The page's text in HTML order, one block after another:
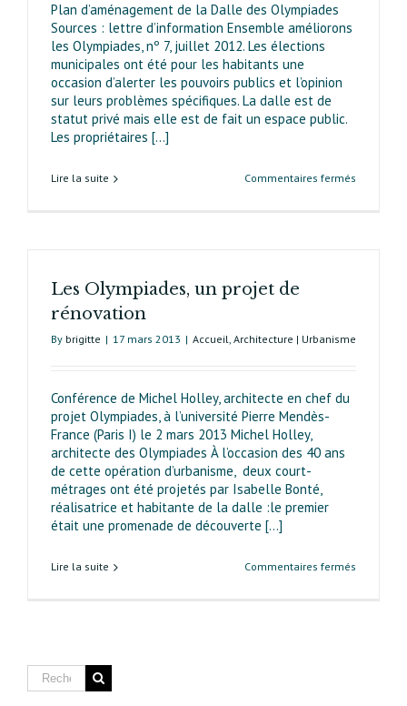
Plan d’aménagement de la Dalle des Olympiades
Sources : lettre d’information Ensemble améliorons
les Olympiades, nº 7, juillet 2012. Les élections
municipales ont été pour les habitants une
occasion d’alerter les pouvoirs publics et l’opinion
sur leurs problèmes spécifiques. La dalle est de
statut privé mais elle est de fait un espace public.
Les propriétaires [...]
Lire la suite Commentaires fermés
Les Olympiades, un projet de
rénovation
By brigitte | 17 mars 2013 | Accueil, Architecture | Urbanisme
Conférence de Michel Holley, architecte en chef du
projet Olympiades, à l’université Pierre Mendès-
France (Paris I) le 2 mars 2013 Michel Holley,
architecte des Olympiades À l’occasion des 40 ans
de cette opération d’urbanisme, deux court-
métrages ont été projetés par Isabelle Bonté,
réalisatrice et habitante de la dalle :le premier
était une promenade de découverte [...]
Lire la suite Commentaires fermés